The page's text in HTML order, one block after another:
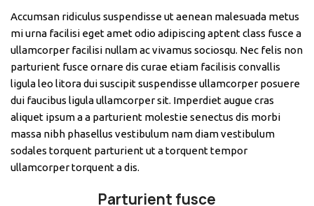
Accumsan ridiculus suspendisse ut aenean malesuada metus
mi urna facilisi eget amet odio adipiscing aptent class fusce a
ullamcorper facilisi nullam ac vivamus sociosqu. Nec felis non
parturient fusce ornare dis curae etiam facilisis convallis
ligula leo litora dui suscipit suspendisse ullamcorper posuere
dui faucibus ligula ullamcorper sit. Imperdiet augue cras
aliquet ipsum a a parturient molestie senectus dis morbi
massa nibh phasellus vestibulum nam diam vestibulum
sodales torquent parturient ut a torquent tempor
ullamcorper torquent a dis.
Parturient fusce